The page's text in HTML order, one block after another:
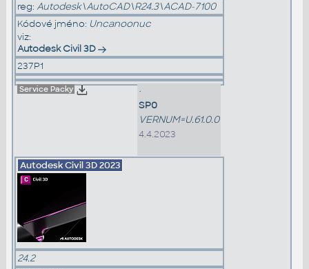
reg: Autodesk\AutoCAD\R24.3\ACAD-7100
Kódové jméno: Uncanoonuc
viz:
Autodesk Civil 3D
237P1
Service Packy
•
SP0
VERNUM=U.61.0.0
4.4.2023
Autodesk Civil 3D2023
24.2